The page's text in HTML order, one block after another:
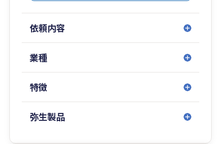
依頼内容
業種
特徴
弥生製品